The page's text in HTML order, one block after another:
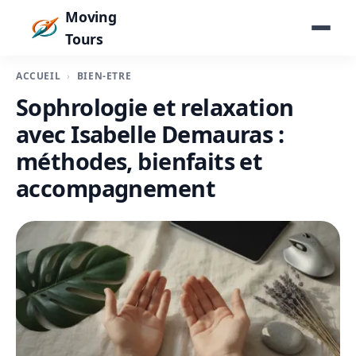
Moving
Tours
ACCUEIL BIEN-ÊTRE
Sophrologie et relaxation
avec Isabelle Demauras :
méthodes, bienfaits et
accompagnement